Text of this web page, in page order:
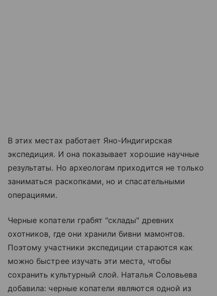
В этих местах работает Яно-Индигирская
экспедиция. И она показывает хорошие научные
результаты. Но археологам приходится не только
заниматься раскопками, но и спасательными
операциями.
Черные копатели грабят "склады" древних
охотников, где они хранили бивни мамонтов.
Поэтому участники экспедиции стараются как
можно быстрее изучать эти места, чтобы
сохранить культурный слой. Наталья Соловьева
добавила: черные копатели являются одной из